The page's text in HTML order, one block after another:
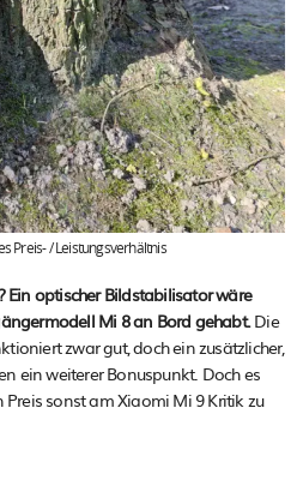
Preis- / Leistungsverhältnis
Ein optischer Bildstabilisator wäre
Mi 8 an Bord gehabt.Die
zwar gut, doch ein zusätzlicher,
ein weiterer Bonuspunkt. Doch es
sonst am Xiaomi Mi 9 Kritik zu